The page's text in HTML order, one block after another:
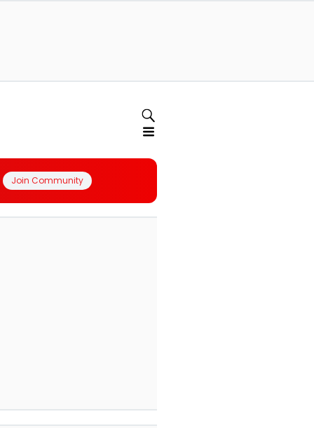
Join Community